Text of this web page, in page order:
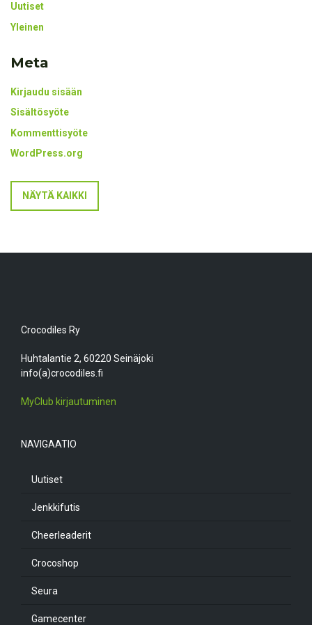
Uutiset
Yleinen
Meta
Kirjaudu sisään
Sisältösyöte
Kommenttisyöte
WordPress.org
NÄYTÄ KAIKKI
Crocodiles Ry
Huhtalantie 2, 60220 Seinäjoki
info(a)crocodiles.fi
MyClub kirjautuminen
NAVIGAATIO
Uutiset
Jenkkifutis
Cheerleaderit
Crocoshop
Seura
Gamecenter